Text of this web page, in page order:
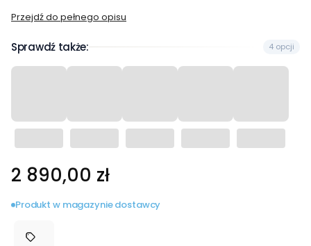
Przejdź do pełnego opisu
Sprawdź także: 4 opcji
Cena
2 890,00 zł
Produkt w magazynie dostawcy